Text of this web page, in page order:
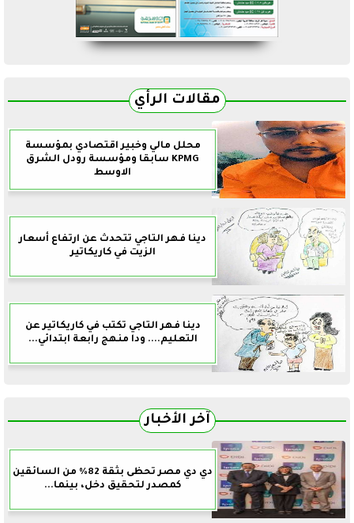
مقالات الرأي
محلل مالي وخبير اقتصادي بمؤسسة
KPMG سابقا ومؤسسة رودل الشرق
الاوسط
دينا فهر التاجي تتحدث عن ارتفاع أسعار
الزيت في كاريكاتير
دينا فهر التاجي تكتب في كاريكاتير عن
التعليم.... ودا منهج رابعة ابتدائي...
آخر الأخبار
دي دي مصر تحظى بثقة 82% من السائقين
كمصدر لتحقيق دخل، بينما...